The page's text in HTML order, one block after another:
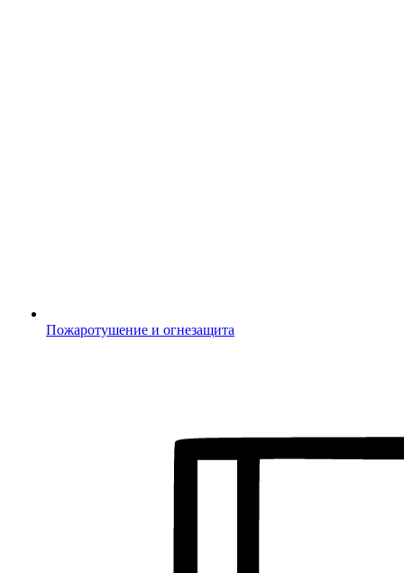
Пожаротушение и огнезащита